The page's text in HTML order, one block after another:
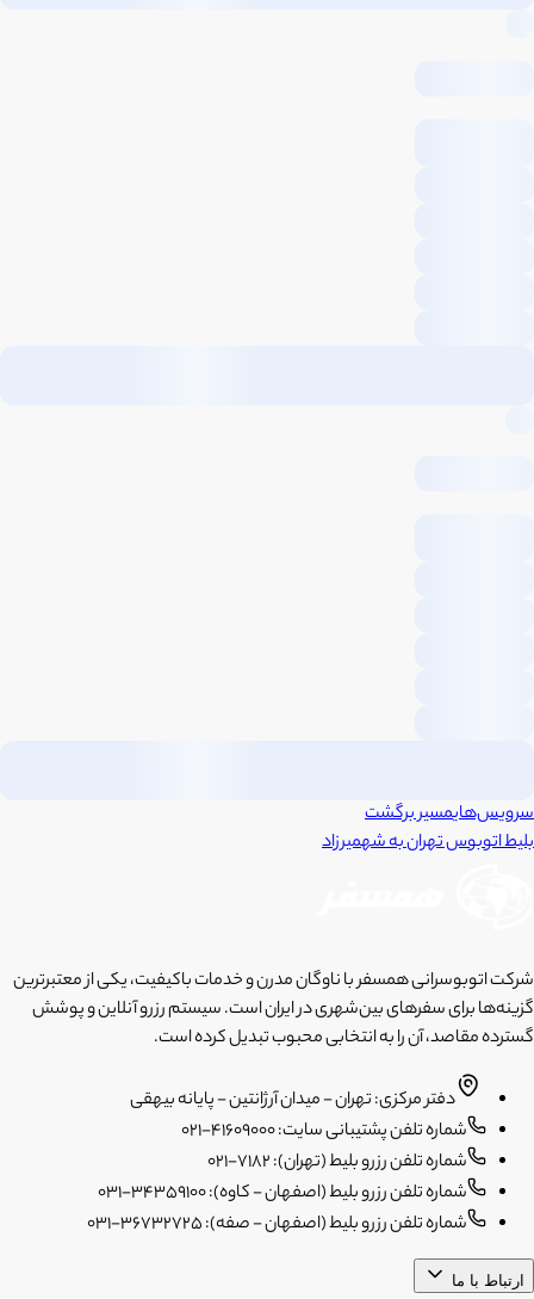
سرویس‌هایمسیر برگشت
بلیط اتوبوستهرانبهشهمیرزاد
شرکت اتوبوسرانی همسفر با ناوگان مدرن و خدمات باکیفیت، یکی از معتبرترین
گزینه‌ها برای سفرهای بین‌شهری در ایران است. سیستم رزرو آنلاین و پوشش
گسترده مقاصد، آن را به انتخابی محبوب تبدیل کرده است.
دفتر مرکزی: تهران - میدان آرژانتین - پایانه بیهقی
شماره تلفن پشتیبانی سایت: 41609000-021
شماره تلفن رزرو بلیط (تهران): 7182-021
شماره تلفن رزرو بلیط (اصفهان - کاوه): 34359100-031
شماره تلفن رزرو بلیط (اصفهان - صفه): 36732725-031
ارتباط با ما